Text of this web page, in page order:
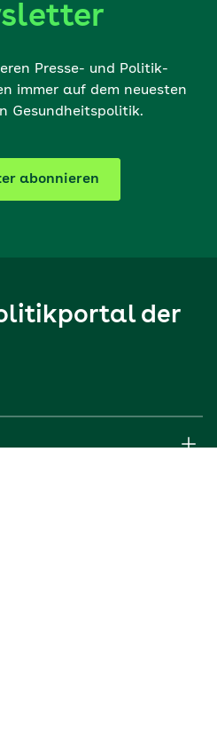
Presse- und Politik-
immer auf dem neuesten
Gesundheitspolitik.
abonnieren
der